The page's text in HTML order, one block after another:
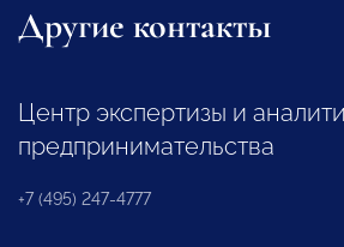
Другие контакты
Центр экспертизы и
предпринимательства
+7 (495) 247-4777